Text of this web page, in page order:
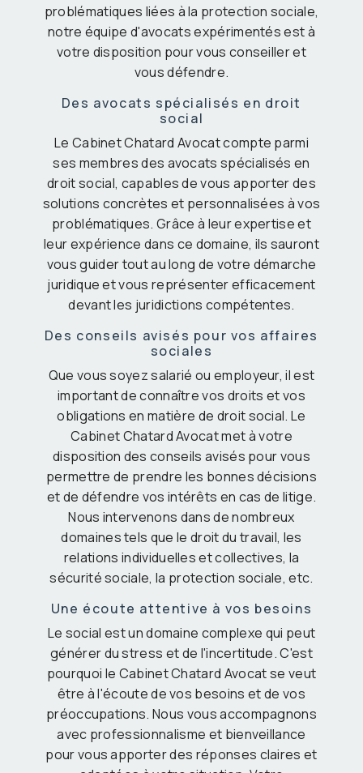
problématiques liées à la protection sociale,
notre équipe d'avocats expérimentés est à
votre disposition pour vous conseiller et
vous défendre.
Des avocats spécialisés en droit
social
Le Cabinet Chatard Avocat compte parmi
ses membres des avocats spécialisés en
droit social, capables de vous apporter des
solutions concrètes et personnalisées à vos
problématiques. Grâce à leur expertise et
leur expérience dans ce domaine, ils sauront
vous guider tout au long de votre démarche
juridique et vous représenter efficacement
devant les juridictions compétentes.
Des conseils avisés pour vos affaires
sociales
Que vous soyez salarié ou employeur, il est
important de connaître vos droits et vos
obligations en matière de droit social. Le
Cabinet Chatard Avocat met à votre
disposition des conseils avisés pour vous
permettre de prendre les bonnes décisions
et de défendre vos intérêts en cas de litige.
Nous intervenons dans de nombreux
domaines tels que le droit du travail, les
relations individuelles et collectives, la
sécurité sociale, la protection sociale, etc.
Une écoute attentive à vos besoins
Le social est un domaine complexe qui peut
générer du stress et de l'incertitude. C'est
pourquoi le Cabinet Chatard Avocat se veut
être à l'écoute de vos besoins et de vos
préoccupations. Nous vous accompagnons
avec professionnalisme et bienveillance
pour vous apporter des réponses claires et